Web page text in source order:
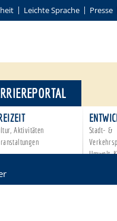
Leichte Sprache Presse
Aktivitäten
Stadt- &
Umwelt,